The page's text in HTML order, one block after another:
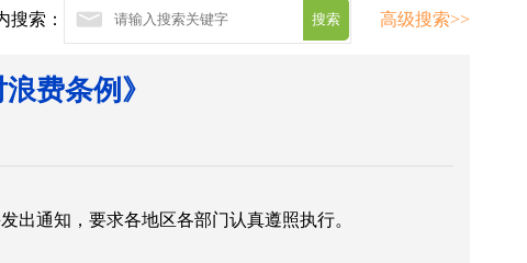
搜索： 高级搜索>>
费条例》
出通知，要求各地区各部门认真遵照执行。